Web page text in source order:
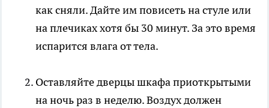
как сняли. Дайте им повисеть на стуле или
на плечиках хотя бы 30 минут. За это время
испарится влага от тела.
Оставляйте дверцы шкафа приоткрытыми
на ночь раз в неделю. Воздух должен